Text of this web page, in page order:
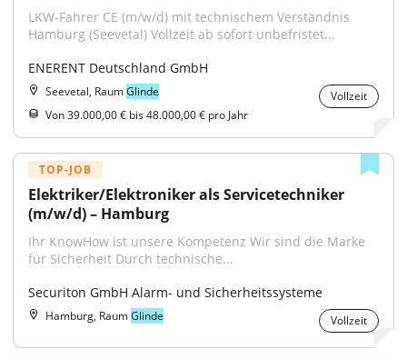
LKW-Fahrer CE (m/w/d) mit technischem Verständnis
Hamburg (Seevetal) Vollzeit ab sofort unbefristet...
ENERENT Deutschland GmbH
Seevetal, RaumGlinde
Vollzeit
Von 39.000,00 € bis 48.000,00 € pro Jahr
TOP-JOB
Elektriker/Elektroniker als Servicetechniker
(m/w/d) – Hamburg
Ihr KnowHow ist unsere Kompetenz Wir sind die Marke
für Sicherheit Durch technische...
Securiton GmbH Alarm- und Sicherheitssysteme
Hamburg, RaumGlinde Vollzeit